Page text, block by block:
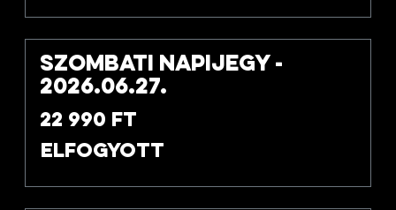
Szombati napijegy -
2026.06.27.
22 990 Ft
Elfogyott